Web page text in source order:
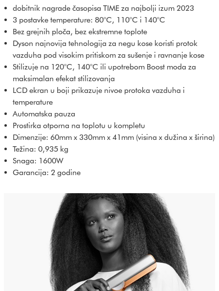
dobitnik nagrade časopisa TIME za najbolji izum 2023
3 postavke temperature: 80°C, 110°C i 140°C
Bez grejnih ploča, bez ekstremne toplote
Dyson najnovija tehnologija za negu kose koristi protok
vazduha pod visokim pritiskom za sušenje i ravnanje kose
Stilizuje na 120°C, 140°C ili upotrebom Boost moda za
maksimalan efekat stilizovanja
LCD ekran u boji prikazuje nivoe protoka vazduha i
temperature
Automatska pauza
Prostirka otporna na toplotu u kompletu
Dimenzije: 60mm x 330mm x 41mm (visina x dužina x širina)
Težina: 0,935 kg
Snaga: 1600W
Garancija: 2 godine